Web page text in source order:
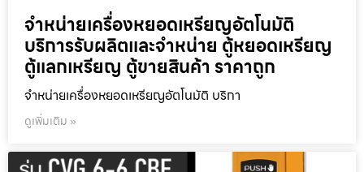
จำหน่ายเครื่องหยอดเหรียญ​อัตโนมัติ
บริการรับผลิตและจำหน่าย ตู้หยอดเหรียญ
ตู้แลกเหรียญ ตู้ขายสินค้า ราคาถูก
จำหน่ายเครื่องหยอดเหรียญ​อัตโนมัติ บริกา
ดูเพิ่มเติม »